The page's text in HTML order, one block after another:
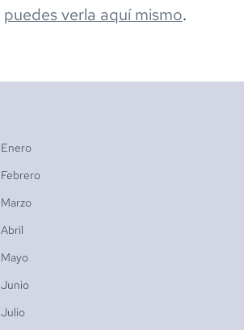
puedes verla aquí mismo.
Enero
Febrero
Marzo
Abril
Mayo
Junio
Julio